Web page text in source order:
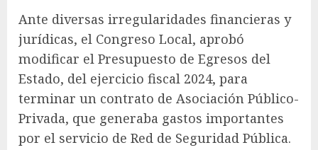
Ante diversas irregularidades financieras y
jurídicas, el Congreso Local, aprobó
modificar el Presupuesto de Egresos del
Estado, del ejercicio fiscal 2024, para
terminar un contrato de Asociación Público-
Privada, que generaba gastos importantes
por el servicio de Red de Seguridad Pública.